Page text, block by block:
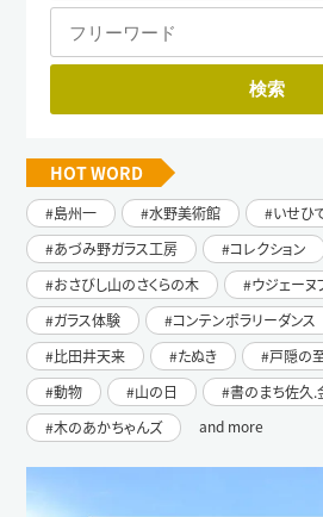
HOT WORD
島州一 水野美術館 いせひ
あづみ野ガラス工房
コレクション
おさびし山のさくらの木
ウジェー
ガラス体験
コンテンポラリーダンス
比田井天来
たぬき 戸隠の
動物
山の日
書のまち佐久.
木のあかちゃんズ
and more